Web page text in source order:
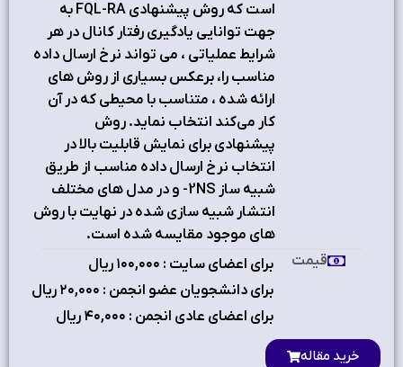
است که روش پیشنهادی FQL-RA به
جهت توانایی یادگیری رفتار کانال در هر
شرایط عملیاتی ، می تواند نرخ ارسال داده
مناسب را، برعکس بسیاری از روش های
ارائه شده ، متناسب با محیطی که در آن
کار می‌کند انتخاب نماید. روش
پیشنهادی برای نمایش قابلیت بالا در
انتخاب نرخ ارسال داده مناسب از طریق
شبیه ساز 2NS- و در مدل های مختلف
انتشار شبیه سازی شده در نهایت با روش
های موجود مقایسه شده است.
برای اعضای سایت : ۱٠٠,٠٠٠ ریال
برای دانشجویان عضو انجمن : ۲٠,٠٠٠ ریال
برای اعضای عادی انجمن : ۴٠,٠٠٠ ریال
قیمت
خرید مقاله